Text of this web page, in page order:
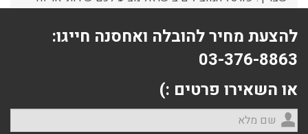
הובלות בתל אביב:
להצעת מחיר להובלה ואחסנה חייגו:
03-376-8863
או השאירו פרטים :)
שם מלא